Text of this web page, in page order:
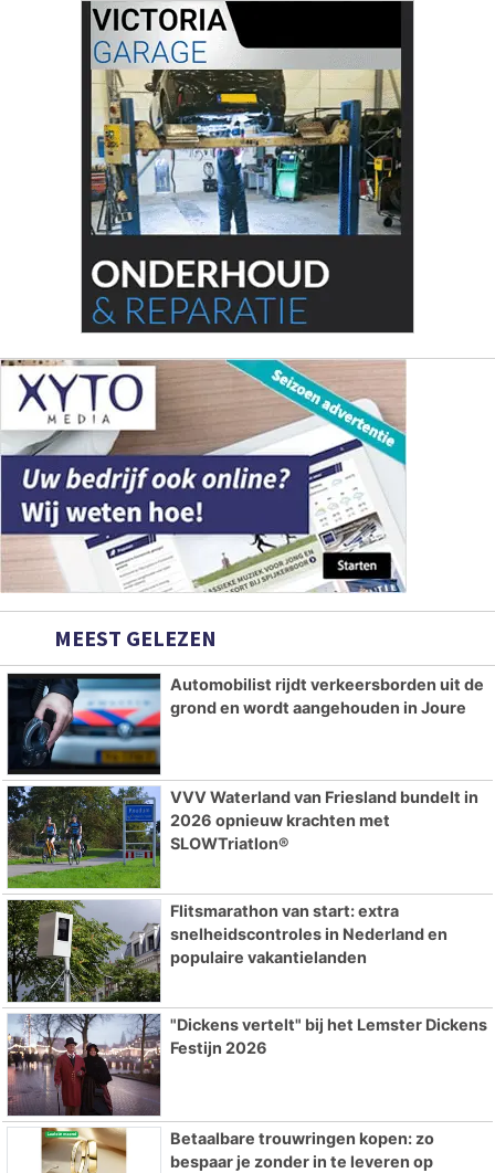
MEEST GELEZEN
Automobilist rijdt verkeersborden uit de
grond en wordt aangehouden in Joure
VVV Waterland van Friesland bundelt in
2026 opnieuw krachten met
SLOWTriatlon®
Flitsmarathon van start: extra
snelheidscontroles in Nederland en
populaire vakantielanden
"Dickens vertelt" bij het Lemster Dickens
Festijn 2026
Betaalbare trouwringen kopen: zo
bespaar je zonder in te leveren op